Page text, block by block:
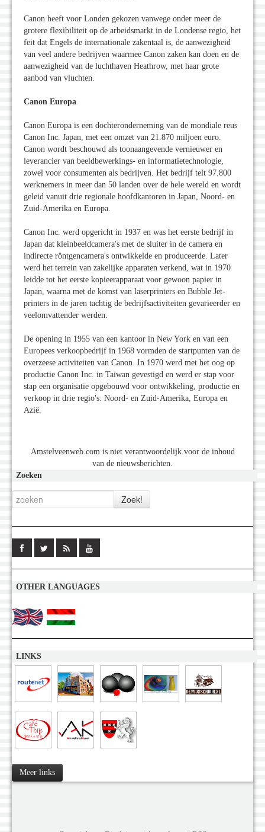
Canon heeft voor Londen gekozen vanwege onder meer de
grotere flexibiliteit op de arbeidsmarkt in de Londense regio, het
feit dat Engels de internationale zakentaal is, de aanwezigheid
van veel andere bedrijven waarmee Canon zaken kan doen en de
aanwezigheid van de luchthaven Heathrow, met haar grote
aanbod van vluchten.
Canon Europa
Canon Europa is een dochteronderneming van de mondiale reus
Canon Inc. Japan, met een omzet van 21.870 miljoen euro.
Canon wordt beschouwd als toonaangevende vernieuwer en
leverancier van beeldbewerkings- en informatietechnologie,
zowel voor consumenten als bedrijven. Het bedrijf telt 97.800
werknemers in meer dan 50 landen over de hele wereld en wordt
geleid vanuit drie regionale hoofdkantoren in Japan, Noord- en
Zuid-Amerika en Europa.
Canon Inc. werd opgericht in 1937 en was het eerste bedrijf in
Japan dat kleinbeeldcamera's met de sluiter in de camera en
indirecte röntgencamera's ontwikkelde en produceerde. Later
werd het terrein van zakelijke apparaten verkend, wat in 1970
leidde tot het eerste kopieerapparaat voor gewoon papier in
Japan, waarna met de komst van laserprinters en Bubble Jet-
printers in de jaren tachtig de bedrijfsactiviteiten gevarieerder en
veelomvattender werden.
De opening in 1955 van een kantoor in New York en van een
Europees verkoopbedrijf in 1968 vormden de startpunten van de
overzeese activiteiten van Canon. In 1970 werd met het oog op
productie Canon Inc. in Taiwan gevestigd en werd er stap voor
stap een organisatie opgebouwd voor ontwikkeling, productie en
verkoop in drie regio's: Noord- en Zuid-Amerika, Europa en
Azië.
Amstelveenweb.com is niet verantwoordelijk voor de inhoud
van de nieuwsberichten.
Zoeken
OTHER LANGUAGES
LINKS
Meer links